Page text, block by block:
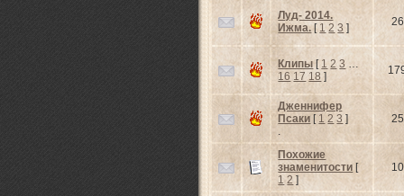
Луд- 2014.
Ижма. [ 1 2 3 ] 26
Клипы [ 1 2 3 …
16 17 18 ]
Дженнифер
Псаки [ 1 2 3 ]
.
25
Похожие
знаменитости [
1 2 ]
10